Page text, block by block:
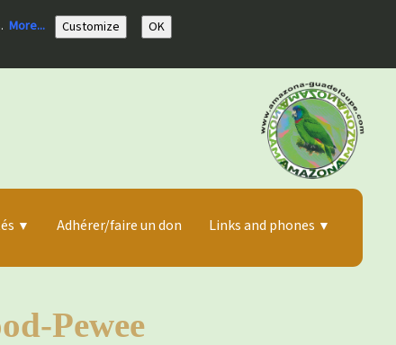
More... Customize OK
▼ Adhérer/faire un don Links and phones ▼
Pewee